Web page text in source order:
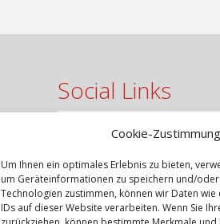
Cookie-
Um Ihnen ein optimales Erlebnis zu bieten,
um Geräteinformationen zu speichern und/
Technologien zustimmen, können wir Daten
IDs auf dieser Website verarbeiten. Wenn Sie
Social Links